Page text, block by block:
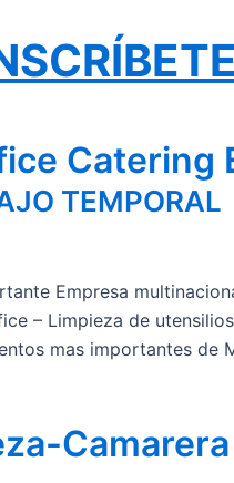
Catering
TEMPORAL
Empresa
– Limpieza de
mas importantes de